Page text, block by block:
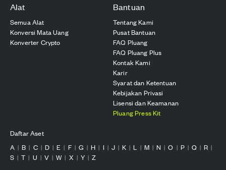
Alat
Semua Alat
Konversi Mata Uang
Konverter Crypto
Bantuan
Tentang Kami
Pusat Bantuan
FAQ Pluang
FAQ Pluang Plus
Kontak Kami
Karir
Syarat dan Ketentuan
Kebijakan Privasi
Lisensi dan Keamanan
Pluang Press Kit
Daftar Aset
A | B | C | D | E | F | G | H | I | J | K | L | M | N | O | P | Q | R |
S | T | U | V | W | X | Y | Z